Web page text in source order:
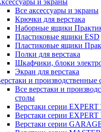
и экраны
Все аксессуары и экраны
Крючки для верстака
Наборные ящики
Пластиковые ящики ESD
Пластиковые ящики
Полки для верстака
Шкафчики, блоки
Экран для верстака
и производственные
Все верстаки и
столы
Верстаки серии EXPERT
Верстаки серии EXPERT
Верстаки серии